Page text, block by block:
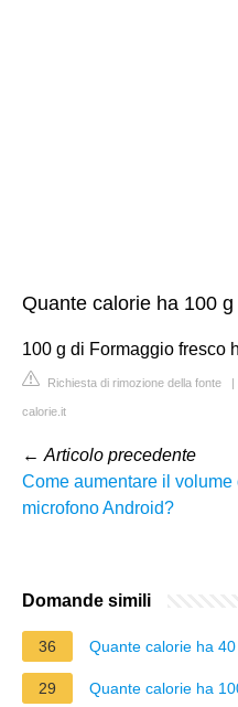
Quante calorie ha 100
100 g di Formaggio fresco
Richiesta di rimozione della fonte |
calorie.it
← Articolo precedente
Come aumentare il volume
microfono Android?
Domande simili
36 Quante calorie ha
29 Quante calorie ha